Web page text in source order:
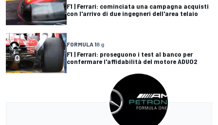
F1 | Ferrari: cominciata una campagna acquisti
con l'arrivo di due ingegneri dell'area telaio
FORMULA 18 g
F1 | Ferrari: proseguono i test al banco per
confermare l'affidabilità del motore ADUO2